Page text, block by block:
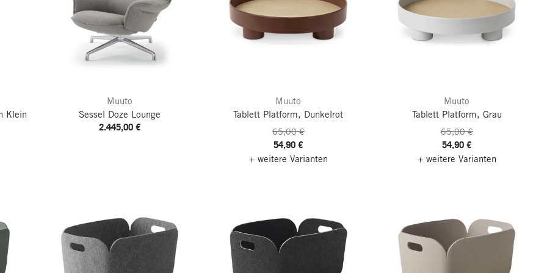
Klein
Muuto
Sessel Doze Lounge
2.445,00 €
Muuto
Tablett Platform, Dunkelrot
65,00 €
54,90 €
+ weitere Varianten
Muuto
Tablett Platform, Grau
65,00 €
54,90 €
+ weitere Varianten